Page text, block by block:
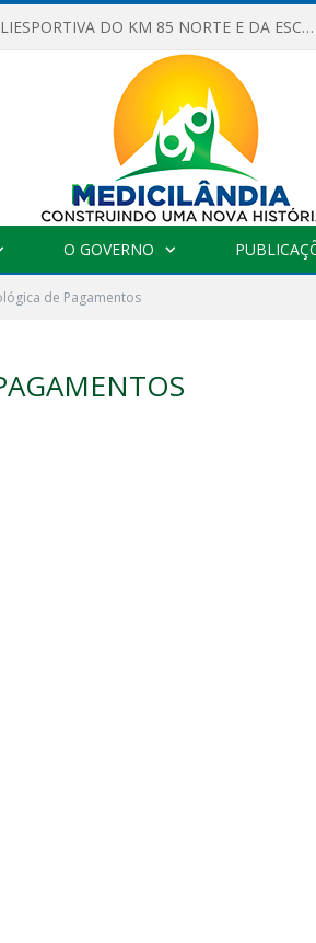
OBRAS DA QUADRA POLIESPORTIVA DO KM 85 NORTE E DA ESCOLA GASPAR VIANA AVANÇAM
O GOVERNO
de Pagamentos